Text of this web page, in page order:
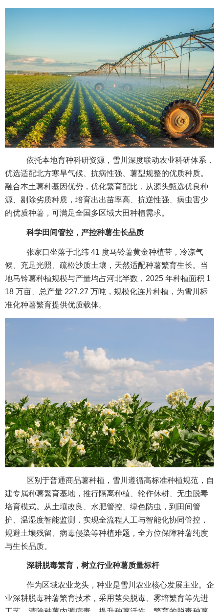
依托本地育种科研资源，雪川深度联动农业科研体系，
优选适配北方寒旱气候、抗病性强、薯型规整的优质种质。
融合本土薯种基因优势，优化繁育配比，从源头甄选优良种
源、剔除劣质种质，培育出出苗率高、抗逆性强、病虫害少
的优质种薯，可满足全国多区域大田种植需求。
科学田间管控，严控种薯生长品质
张家口坐落于北纬 41 度马铃薯黄金种植带，冷凉气
候、充足光照、疏松沙质土壤，天然适配种薯繁育生长。当
地马铃薯种植规模与产量均占河北半数，2025 年种植面积 1
18 万亩、总产量 227.27 万吨，规模化连片种植，为雪川标
准化种薯繁育提供优质载体。
区别于普通商品薯种植，雪川遵循高标准种植规范，自
建专属种薯繁育基地，推行隔离种植、轮作休耕、无虫脱毒
培育模式。从土壤改良、水肥管控、绿色防虫，到田间管
护、温湿度智能监测，实现全流程人工与智能化协同管控，
规避土壤残留、病毒侵染等种植难题，全方位保障种薯纯度
与生长品质。
深耕脱毒繁育，树立行业种薯质量标杆
作为区域农业龙头，种业是雪川农业核心发展主业。企
业深耕脱毒种薯繁育技术，采用茎尖脱毒、雾培繁育等先进